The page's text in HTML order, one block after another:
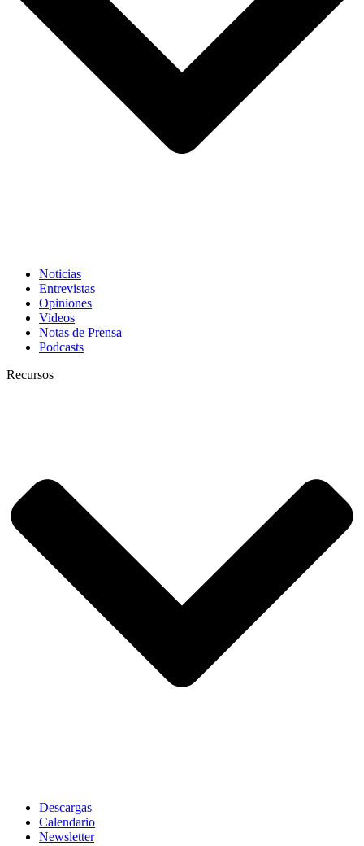
Noticias
Entrevistas
Opiniones
Videos
Notas de Prensa
Podcasts
Recursos
Descargas
Calendario
Newsletter